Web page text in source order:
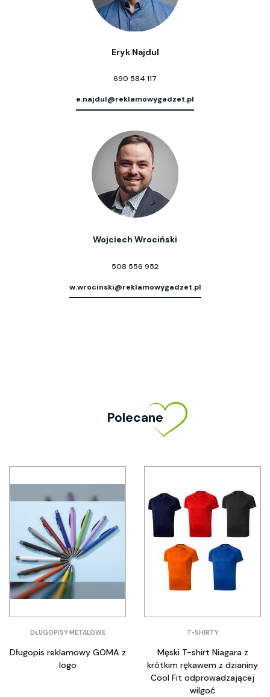
Eryk Najdul
690 584 117
e.najdul@reklamowygadzet.pl
Wojciech Wrociński
508 556 952
w.wrocinski@reklamowygadzet.pl
Polecane
DŁUGOPISY METALOWE
Długopis reklamowy GOMA z
logo
T-SHIRTY
Męski T-shirt Niagara z
krótkim rękawem z dzianiny
Cool Fit odprowadzającej
wilgoć